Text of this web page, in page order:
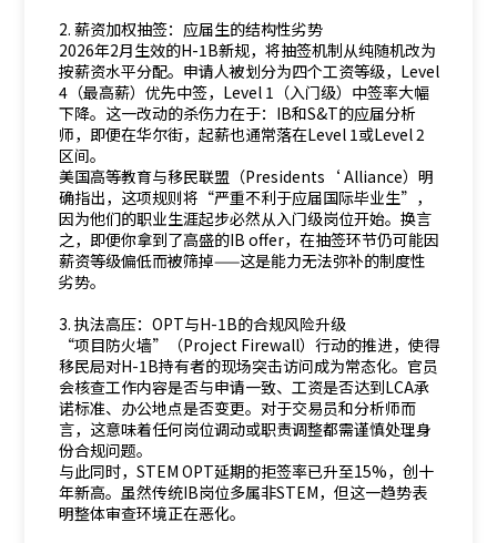
2. 薪资加权抽签：应届生的结构性劣势
2026年2月生效的H-1B新规，将抽签机制从纯随机改为
按薪资水平分配。申请人被划分为四个工资等级，Level
4（最高薪）优先中签，Level 1（入门级）中签率大幅
下降。这一改动的杀伤力在于：IB和S&T的应届分析
师，即便在华尔街，起薪也通常落在Level 1或Level 2
区间。
美国高等教育与移民联盟（Presidents‘ Alliance）明
确指出，这项规则将“严重不利于应届国际毕业生”，
因为他们的职业生涯起步必然从入门级岗位开始。换言
之，即便你拿到了高盛的IB offer，在抽签环节仍可能因
薪资等级偏低而被筛掉——这是能力无法弥补的制度性
劣势。
3. 执法高压：OPT与H-1B的合规风险升级
“项目防火墙”（Project Firewall）行动的推进，使得
移民局对H-1B持有者的现场突击访问成为常态化。官员
会核查工作内容是否与申请一致、工资是否达到LCA承
诺标准、办公地点是否变更。对于交易员和分析师而
言，这意味着任何岗位调动或职责调整都需谨慎处理身
份合规问题。
与此同时，STEM OPT延期的拒签率已升至15%，创十
年新高。虽然传统IB岗位多属非STEM，但这一趋势表
明整体审查环境正在恶化。